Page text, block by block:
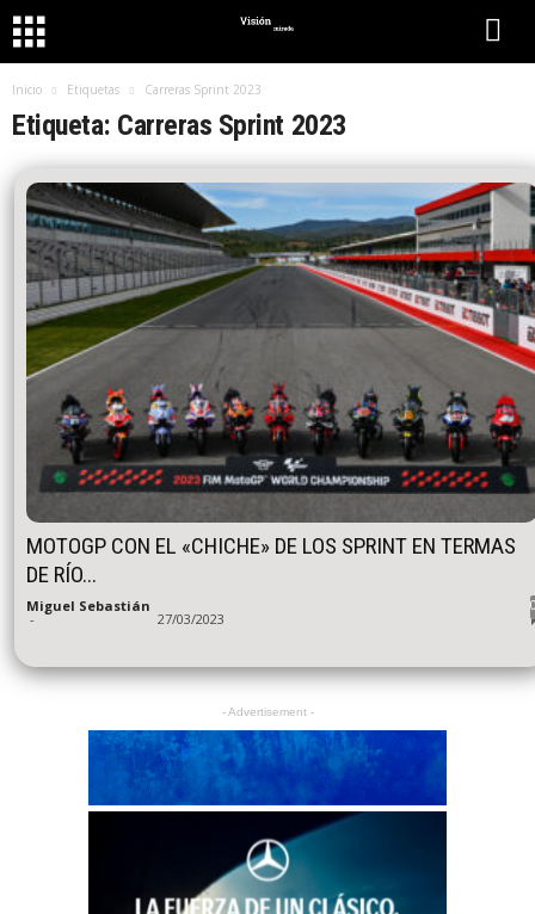
Inicio Etiquetas Carreras Sprint 2023
Etiqueta: Carreras Sprint 2023
MOTOGP CON EL «CHICHE» DE LOS SPRINT EN TERMAS
DE RÍO...
Miguel Sebastián
- 27/03/2023
- Advertisement -